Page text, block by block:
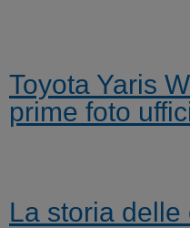
Toyota Yaris
prime foto
La storia delle